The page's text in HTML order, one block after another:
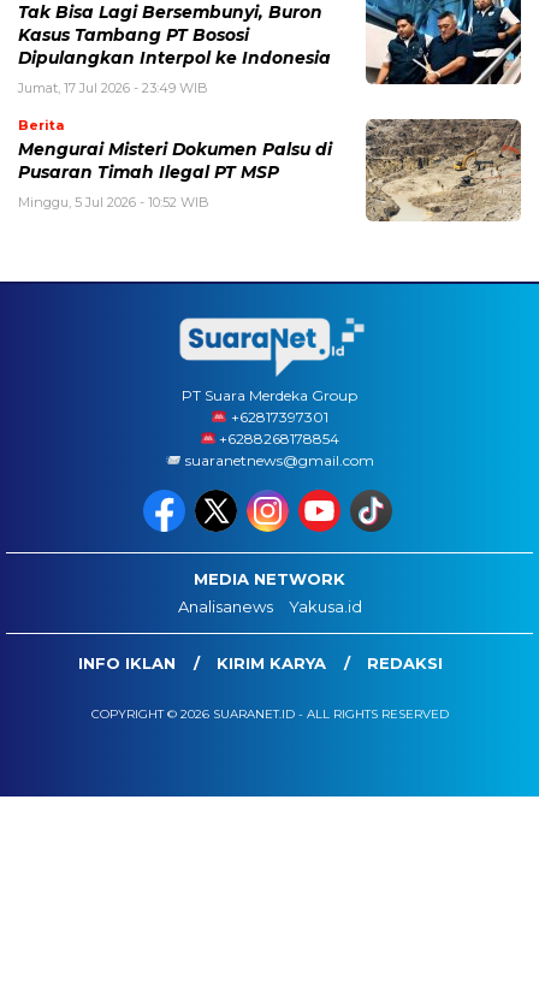
Tak Bisa Lagi Bersembunyi, Buron
Kasus Tambang PT Bososi
Dipulangkan Interpol ke Indonesia
Jumat, 17 Jul 2026 - 23:49 WIB
Berita
Mengurai Misteri Dokumen Palsu di
Pusaran Timah Ilegal PT MSP
Minggu, 5 Jul 2026 - 10:52 WIB
PT Suara Merdeka Group
‪+62817397301
+6288268178854
suaranetnews@gmail.com
MEDIA NETWORK
Analisanews
Yakusa.id
INFO IKLAN KIRIM KARYA REDAKSI
COPYRIGHT © 2026 SUARANET.ID - ALL RIGHTS RESERVED